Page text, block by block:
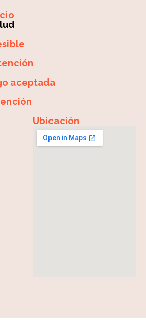
aceptada
Ubicación